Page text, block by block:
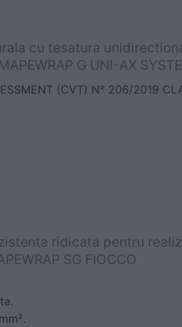
cu tesatura
G UNI-AX
(CVT) N° 206/2019
ridicata pentru
SG FIOCCO